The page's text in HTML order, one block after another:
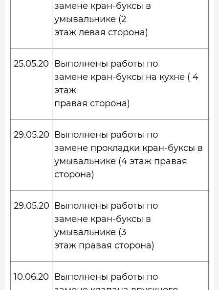
замене кран-буксы в
умывальнике (2
этаж левая сторона)
25.05.20
Выполнены работы по
замене кран-буксы на кухне ( 4
этаж
правая сторона)
29.05.20 Выполнены работы по
замене прокладки кран-буксы в
умывальнике (4 этаж правая
сторона)
29.05.20 Выполнены работы по
замене кран-буксы в
умывальнике (3
этаж правая сторона)
10.06.20
Выполнены работы по